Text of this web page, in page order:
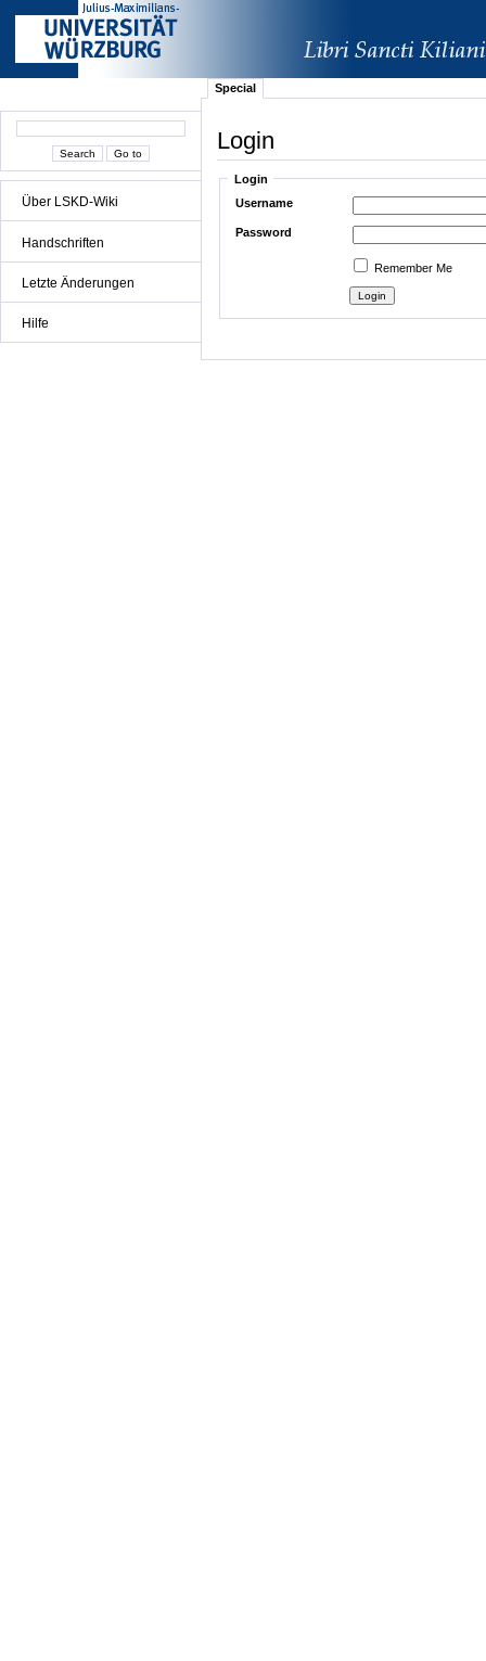
Über LSKD-Wiki
Handschriften
Letzte Änderungen
Hilfe
Special
Login
Login
Username
Password
Remember Me